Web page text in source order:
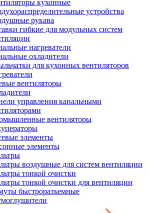
кухонные
устройства
рукава
гибкие для модульных систем
нагреватели
охладители
для кухонных вентиляторов
вентиляторы
управления канальными
вентиляторы
элементы
элементы
воздушные для систем вентиляции
тонкой очистки
тонкой очистки для вентиляции
быстроразъемные